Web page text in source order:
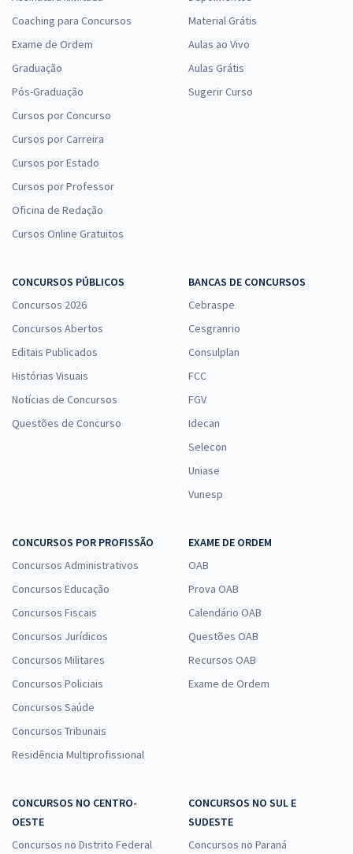
Coaching para Concursos
Exame de Ordem
Graduação
Pós-Graduação
Cursos por Concurso
Cursos por Carreira
Cursos por Estado
Cursos por Professor
Oficina de Redação
Cursos Online Gratuitos
Material Grátis
Aulas ao Vivo
Aulas Grátis
Sugerir Curso
CONCURSOS PÚBLICOS
Concursos 2026
Concursos Abertos
Editais Publicados
Histórias Visuais
Notícias de Concursos
Questões de Concurso
BANCAS DE CONCURSOS
Cebraspe
Cesgranrio
Consulplan
FCC
FGV
Idecan
Selecon
Uniase
Vunesp
CONCURSOS POR PROFISSÃO
Concursos Administrativos
Concursos Educação
Concursos Fiscais
Concursos Jurídicos
Concursos Militares
Concursos Policiais
Concursos Saúde
Concursos Tribunais
Residência Multiprofissional
EXAME DE ORDEM
OAB
Prova OAB
Calendário OAB
Questões OAB
Recursos OAB
Exame de Ordem
CONCURSOS NO CENTRO-
OESTE
Concursos no Distrito Federal
CONCURSOS NO SUL E
SUDESTE
Concursos no Paraná